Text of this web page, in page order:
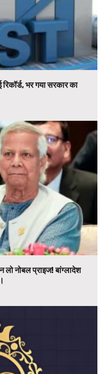
भर गया सरकार का
नोबल प्राइज! बांग्लादेश